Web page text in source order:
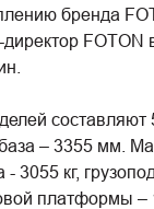
бренда
директор
составляют
– 3355 мм.
3055 кг,
платформы –